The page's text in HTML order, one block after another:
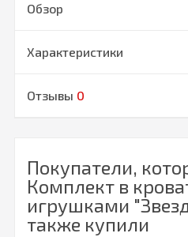
Обзор
Характеристики
Отзывы 0
Покупатели,
Комплект в
игрушками
также купили